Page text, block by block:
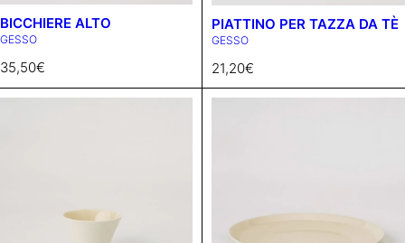
BICCHIERE ALTO
GESSO
35,50€
PIATTINO PER TAZZA DA TÈ
GESSO
21,20€